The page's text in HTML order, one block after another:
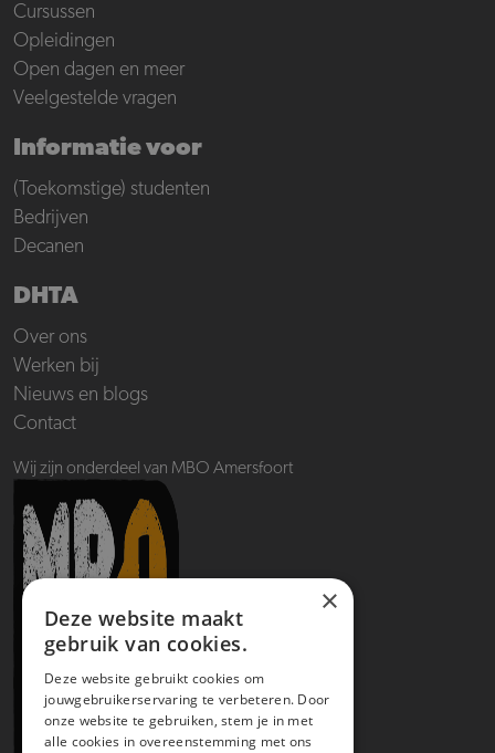
Cursussen
Opleidingen
Open dagen en meer
Veelgestelde vragen
Informatie voor
(Toekomstige) studenten
Bedrijven
Decanen
DHTA
Over ons
Werken bij
Nieuws en blogs
Contact
Wij zijn onderdeel van MBO Amersfoort
×
Deze website maakt
gebruik van cookies.
Deze website gebruikt cookies om
jouwgebruikerservaring te verbeteren. Door
onze website te gebruiken, stem je in met
alle cookies in overeenstemming met ons